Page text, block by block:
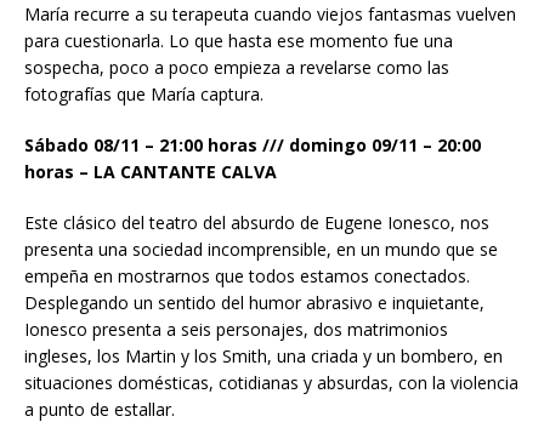
María recurre a su terapeuta cuando viejos fantasmas vuelven
para cuestionarla. Lo que hasta ese momento fue una
sospecha, poco a poco empieza a revelarse como las
fotografías que María captura.
Sábado 08/11 – 21:00 horas /// domingo 09/11 – 20:00
horas – LA CANTANTE CALVA
Este clásico del teatro del absurdo de Eugene Ionesco, nos
presenta una sociedad incomprensible, en un mundo que se
empeña en mostrarnos que todos estamos conectados.
Desplegando un sentido del humor abrasivo e inquietante,
Ionesco presenta a seis personajes, dos matrimonios
ingleses, los Martin y los Smith, una criada y un bombero, en
situaciones domésticas, cotidianas y absurdas, con la violencia
a punto de estallar.